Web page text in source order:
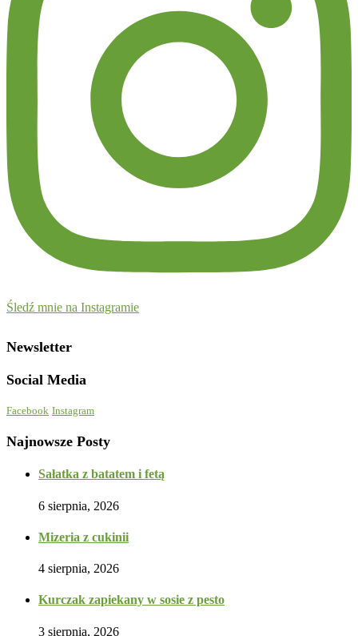
Śledź mnie na Instagramie
Newsletter
Social Media
Facebook Instagram
Najnowsze Posty
Sałatka z batatem i fetą
6 sierpnia, 2026
Mizeria z cukinii
4 sierpnia, 2026
Kurczak zapiekany w sosie z pesto
3 sierpnia, 2026